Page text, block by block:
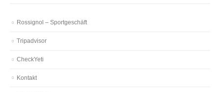
Rossignol – Sportgeschäft
Tripadvisor
CheckYeti
Kontakt